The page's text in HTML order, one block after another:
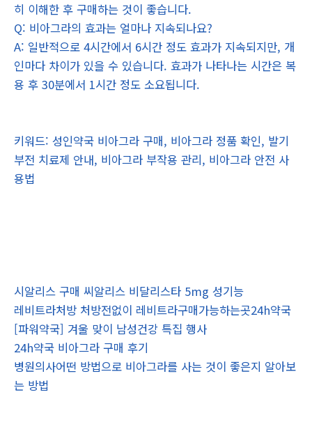
히 이해한 후 구매하는 것이 좋습니다.
Q: 비아그라의 효과는 얼마나 지속되나요?
A: 일반적으로 4시간에서 6시간 정도 효과가 지속되지만, 개
인마다 차이가 있을 수 있습니다. 효과가 나타나는 시간은 복
용 후 30분에서 1시간 정도 소요됩니다.
키워드: 성인약국 비아그라 구매, 비아그라 정품 확인, 발기
부전 치료제 안내, 비아그라 부작용 관리, 비아그라 안전 사
용법
시알리스 구매 씨알리스 비달리스타 5mg 성기능
레비트라처방 처방전없이 레비트라구매가능하는곳24h약국
[파워약국] 겨울 맞이 남성건강 특집 행사
24h약국 비아그라 구매 후기
병원의사어떤 방법으로 비아그라를 사는 것이 좋은지 알아보
는 방법